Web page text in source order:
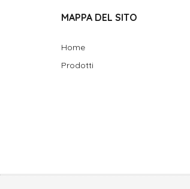
MAPPA DEL SITO
Home
Prodotti